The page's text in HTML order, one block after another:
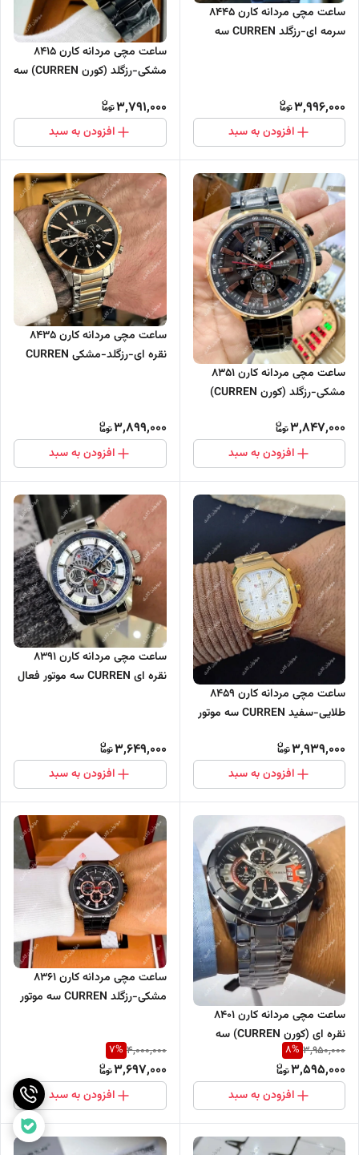
ساعت مچی مردانه کارن 8445
سرمه ای-رزگلد CURREN سه
3,996,000
افزودن به سبد
ساعت مچی مردانه کارن 8415
مشکی-رزگلد (کورن CURREN) سه
3,791,000
افزودن به سبد
ساعت مچی مردانه کارن 8351
مشکی-رزگلد (کورن CURREN)
3,847,000
افزودن به سبد
ساعت مچی مردانه کارن 8435
نقره ای-رزگلد-مشکی CURREN
3,899,000
افزودن به سبد
ساعت مچی مردانه کارن 8459
طلایی-سفید CURREN سه موتور
3,939,000
افزودن به سبد
ساعت مچی مردانه کارن 8391
نقره ای CURREN سه موتور فعال
3,649,000
افزودن به سبد
ساعت مچی مردانه کارن 8401
نقره ای (کورن CURREN) سه
موتور فعال
3,950,000
8%
3,595,000
افزودن به سبد
ساعت مچی مردانه کارن 8361
مشکی-رزگلد CURREN سه موتور
4,000,000
7%
3,697,000
افزودن به سبد